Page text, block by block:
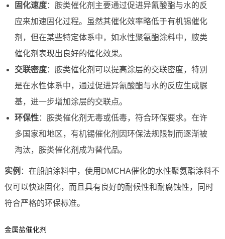
固化速度：胺类催化剂主要通过促进异氰酸酯与水的反
应来加速固化过程。虽然其催化效率略低于有机锡催化
剂，但在某些特定体系中，如水性聚氨酯涂料中，胺类
催化剂表现出良好的催化效果。
交联密度：胺类催化剂可以提高涂层的交联密度，特别
是在水性体系中，通过促进异氰酸酯与水的反应生成脲
基，进一步增加涂层的交联点。
环保性：胺类催化剂无毒或低毒，符合环保要求。在许
多国家和地区，有机锡催化剂因环保法规限制而逐渐被
淘汰，胺类催化剂成为替代品。
实例 ：在船舶涂料中，使用DMCHA催化的水性聚氨酯涂料不
仅可以快速固化，而且具有良好的耐候性和耐腐蚀性，同时
符合严格的环保标准。
金属盐催化剂